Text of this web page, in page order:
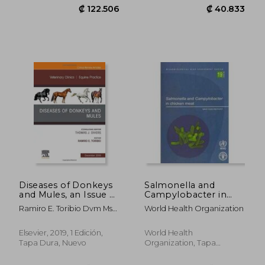
₡ 93.244 ₡
Diseases of Donkeys
and Mules, an Issue of
Veterinary Clinics of
North America:
(The Clinics:
Veterinary Medicine)
Ramiro E. Toribio Dvm Ms
Elsevier, 2019, 1 Edición,
Tapa Dura, Nuevo
Salmonella and
Campylobacter in
Chicken Meat:
Meeting Report (en
World Health Organization
World Health
Organization, Tapa